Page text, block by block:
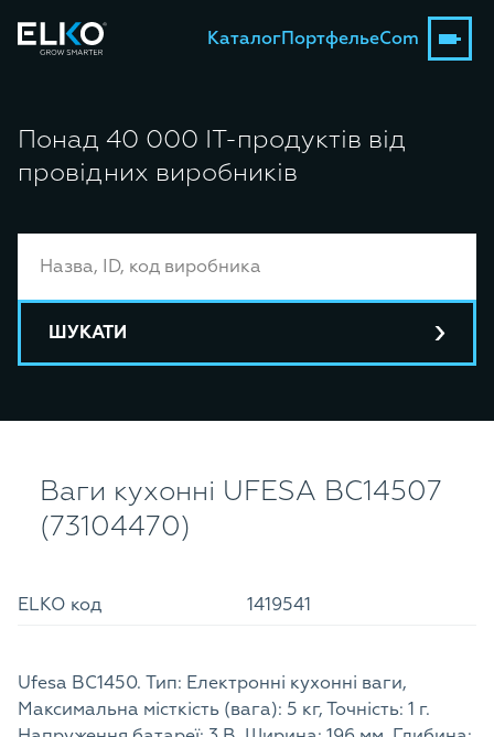
КаталогПортфельeCom
Понад 40 000 ІТ-продуктів від
провідних виробників
ШУКАТИ
Ваги кухонні UFESA BC14507
(73104470)
ELKO код 1419541
Ufesa BC1450. Тип: Електронні кухонні ваги,
Максимальна місткість (вага): 5 кг, Точність: 1 г.